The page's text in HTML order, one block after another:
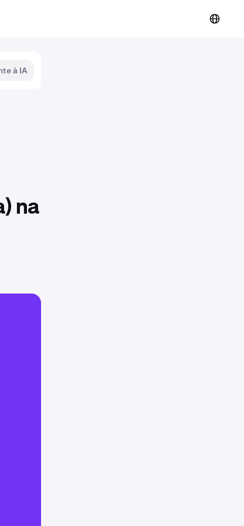
à IA
na